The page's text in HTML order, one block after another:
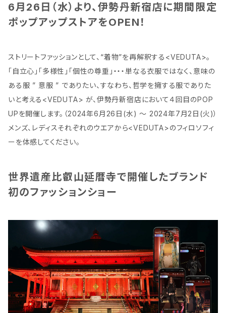
6月26日（水）より、伊勢丹新宿店に期間限定
ポップアップストアをOPEN！
ストリートファッションとして、“着物”を再解釈する<VEDUTA>。
「自立心」「多様性」「個性の尊重」・・・単なる衣服ではなく、意味の
ある服 ” 意服 ” でありたい、すなわち、哲学を擁する服でありた
いと考える<VEDUTA> が、伊勢丹新宿店において４回目のPOP
UPを開催します。（2024年6月26日(水) ～ 2024年7月2日(火)）
メンズ、レディスそれぞれのウエアから<VEDUTA>のフィロソフィ
ーを体感してください。
世界遺産比叡山延暦寺で開催したブランド
初のファッションショー